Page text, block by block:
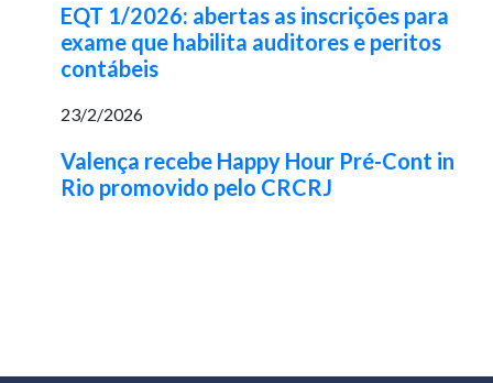
EQT 1/2026: abertas as inscrições para
exame que habilita auditores e peritos
contábeis
23/2/2026
Valença recebe Happy Hour Pré-Cont in
Rio promovido pelo CRCRJ